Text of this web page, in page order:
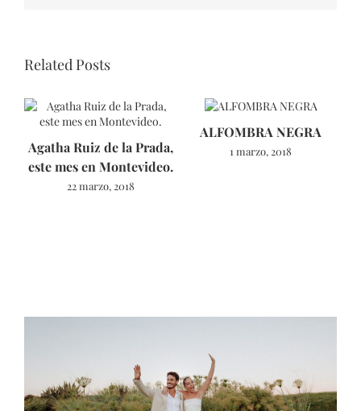
Related Posts
Agatha Ruiz de la Prada,
este mes en Montevideo.
22 marzo, 2018
ALFOMBRA NEGRA
1 marzo, 2018